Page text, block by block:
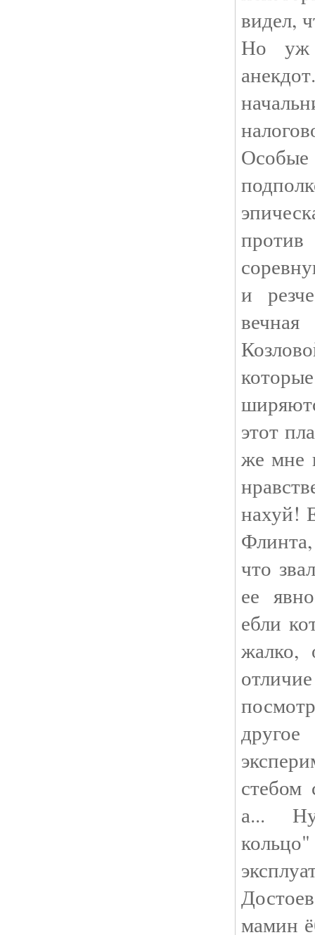
видел,
Но уж
и
этот
же мне
нахуй!
что
ее
ебли
жалко,
а...
мамин